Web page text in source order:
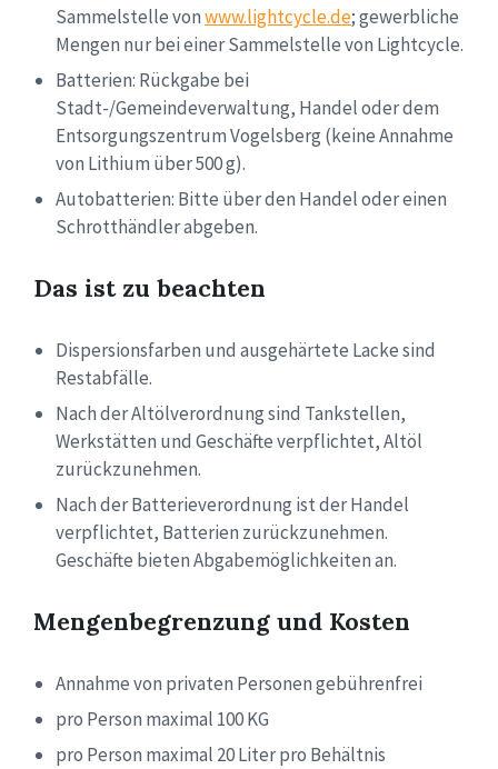
Sammelstelle vonwww.lightcycle.de; gewerbliche
Mengen nur bei einer Sammelstelle von Lightcycle.
Batterien: Rückgabe bei
Stadt-/Gemeindeverwaltung, Handel oder dem
Entsorgungszentrum Vogelsberg (keine Annahme
von Lithium über 500 g).
Autobatterien: Bitte über den Handel oder einen
Schrotthändler abgeben.
Das ist zu beachten
Dispersionsfarben und ausgehärtete Lacke sind
Restabfälle.
Nach der Altölverordnung sind Tankstellen,
Werkstätten und Geschäfte verpflichtet, Altöl
zurückzunehmen.
Nach der Batterieverordnung ist der Handel
verpflichtet, Batterien zurückzunehmen.
Geschäfte bieten Abgabemöglichkeiten an.
Mengenbegrenzung und Kosten
Annahme von privaten Personen gebührenfrei
pro Person maximal 100 KG
pro Person maximal 20 Liter pro Behältnis